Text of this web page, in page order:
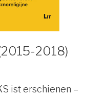
2018)
ist erschienen –